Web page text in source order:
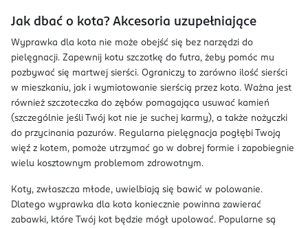
Jak dbać o kota? Akcesoria uzupełniające
Wyprawka dla kota nie może obejść się bez narzędzi do
pielęgnacji. Zapewnij kotu szczotkę do futra, żeby pomóc mu
pozbywać się martwej sierści. Ograniczy to zarówno ilość sierści
w mieszkaniu, jak i wymiotowanie sierścią przez kota. Ważna jest
również szczoteczka do zębów pomagająca usuwać kamień
(szczególnie jeśli Twój kot nie je suchej karmy), a także nożyczki
do przycinania pazurów. Regularna pielęgnacja pogłębi Twoją
więź z kotem, pomoże utrzymać go w dobrej formie i zapobiegnie
wielu kosztownym problemom zdrowotnym.
Koty, zwłaszcza młode, uwielbiają się bawić w polowanie.
Dlatego wyprawka dla kota koniecznie powinna zawierać
zabawki, które Twój kot będzie mógł upolować. Popularne są